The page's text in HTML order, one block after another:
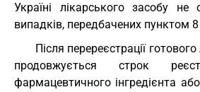
Україні лікарського засобу не
випадків, передбачених пунктом
Після перереєстрації
продовжується строк
фармацевтичного інгредієнта